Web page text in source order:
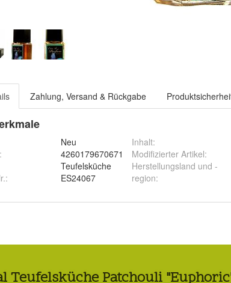
Zahlung, Versand & Rückgabe
Neu
4260179670671
Teufelsküche
ES24067
Inhalt:
Modifizierter Artikel:
Herstellungsland und -
region: